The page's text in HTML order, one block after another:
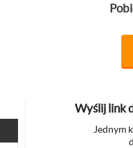
Wyślij link
Jednym